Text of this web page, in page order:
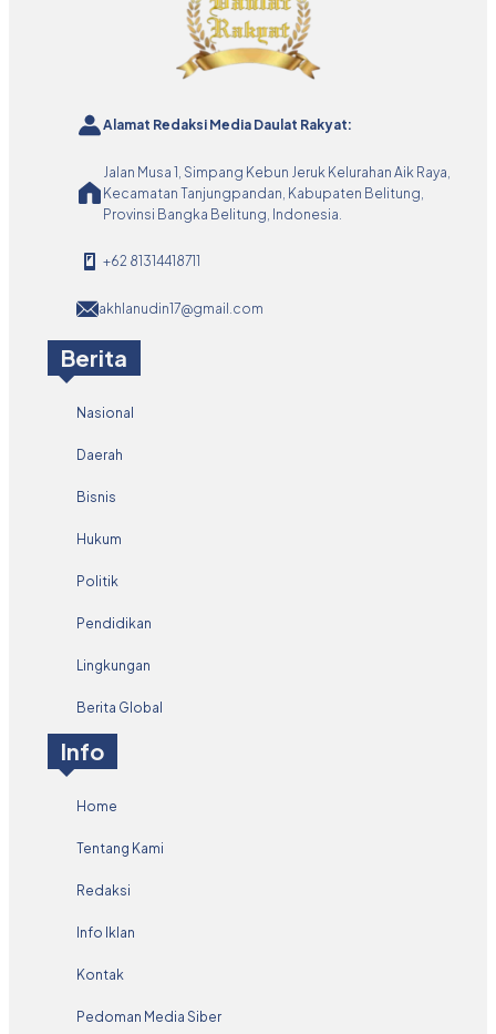
Alamat Redaksi Media Daulat Rakyat:
Jalan Musa 1, Simpang Kebun Jeruk Kelurahan Aik Raya,
Kecamatan Tanjungpandan, Kabupaten Belitung,
Provinsi Bangka Belitung, Indonesia.
+62 81314418711
akhlanudin17@gmail.com
Berita
Nasional
Daerah
Bisnis
Hukum
Politik
Pendidikan
Lingkungan
Berita Global
Info
Home
Tentang Kami
Redaksi
Info Iklan
Kontak
Pedoman Media Siber